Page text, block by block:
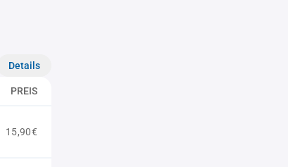
Details
PREIS
15,90€